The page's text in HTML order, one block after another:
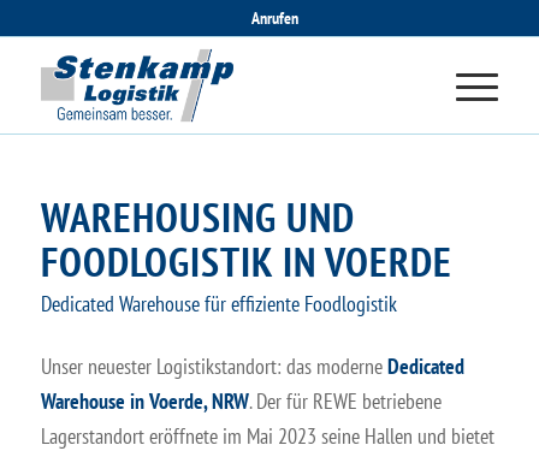
Anrufen
WAREHOUSING UND
FOODLOGISTIK IN VOERDE
Dedicated Warehouse für effiziente Foodlogistik
Unser neuester Logistikstandort: das moderneDedicated
Warehouse in Voerde, NRW. Der für REWE betriebene
Lagerstandort eröffnete im Mai 2023 seine Hallen und bietet